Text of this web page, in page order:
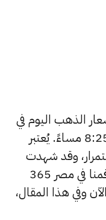
الذهب اليوم في
مصر ليوم الأحد 12 أبريل الساعة 8:25 مساءً. يُعتبر
وقد شهدت
أسعار الذهب تغيرات كثيرة، لذلك قمنا في مصر 365
وفي هذا المقال،